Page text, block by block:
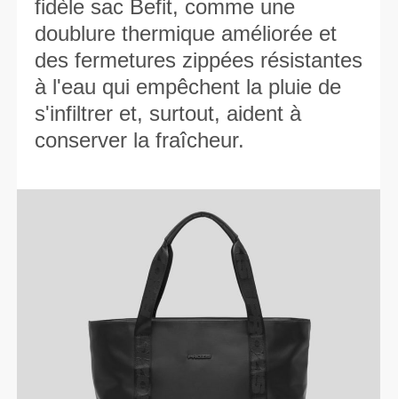
fidèle sac Befit, comme une
doublure thermique améliorée et
des fermetures zippées résistantes
à l'eau qui empêchent la pluie de
s'infiltrer et, surtout, aident à
conserver la fraîcheur.